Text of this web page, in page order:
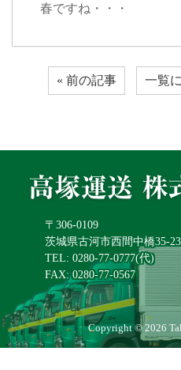
春ですね・・・
« 前の記事 一覧
〒306-0109
茨城県古河市西間中橋35-23
TEL: 0280-77-0777(代)
FAX: 0280-77-0567
Copyright © 2026